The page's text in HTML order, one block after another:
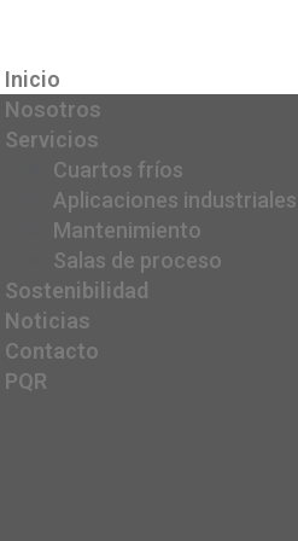
Inicio
Nosotros
Servicios
Cuartos fríos
Aplicaciones industriales
Mantenimiento
Salas de proceso
Sostenibilidad
Noticias
Contacto
PQR